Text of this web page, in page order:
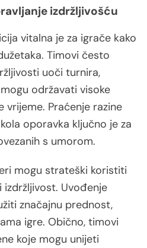
izdržljivošću
vitalna je za igrače kako
Timovi često
uoči turnira,
održavati visoke
Praćenje razine
oporavka ključno je za
s umorom.
mogu strateški koristiti
izdržljivost. Uvođenje
značajnu prednost,
igre. Obično, timovi
koje mogu unijeti